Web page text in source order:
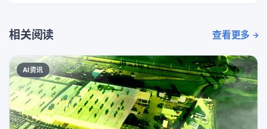
相关阅读 查看更多
AI资讯